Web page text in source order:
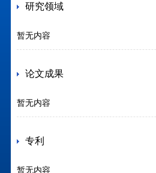
研究领域
暂无内容
论文成果
暂无内容
专利
暂无内容